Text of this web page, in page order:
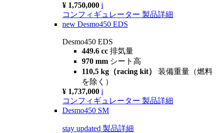
¥ 1,750,000 i
コンフィギュレーター 製品詳細
new Desmo450 EDS
Desmo450 EDS
449.6 cc 排気量
970 mm シート高
110,5 kg（racing kit） 装備重量（燃料
を除く）
¥ 1,737,000 i
コンフィギュレーター 製品詳細
Desmo450 SM
stay updated 製品詳細